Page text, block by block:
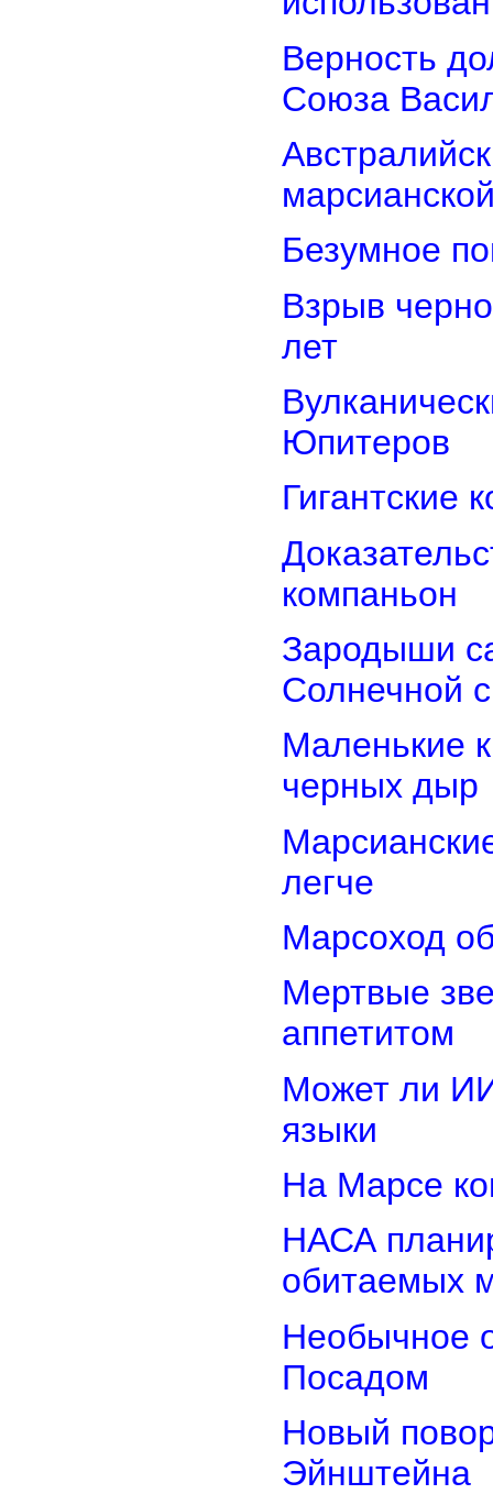
Верность
Союза
Безумное
Взрыв
лет
Юпитеров
Гигантские
компаньон
Зародыши
Солнечной
Маленькие
черных дыр
легче
Марсоход
Мертвые
аппетитом
Может ли
языки
На Марсе
НАСА
обитаемых
Необычное
Посадом
Новый
Эйнштейна